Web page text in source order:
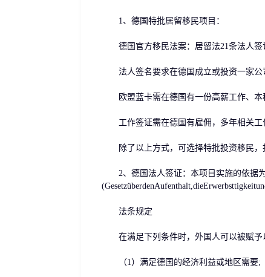
1、德国特批居留移民项目：
德国官方移民法案：居留法21条法人签
法人签名要求在德国成立或投资一家公
欧盟蓝卡需在德国有一份高薪工作、本
工作签证需在德国有雇佣，多年相关工
除了以上方式，可选择特批投资移民，
2、德国法人签证：本项目实施的依据为
法条规定
在满足下列条件时，外国人可以被赋予
（1）满足德国的经济利益或地区需要;